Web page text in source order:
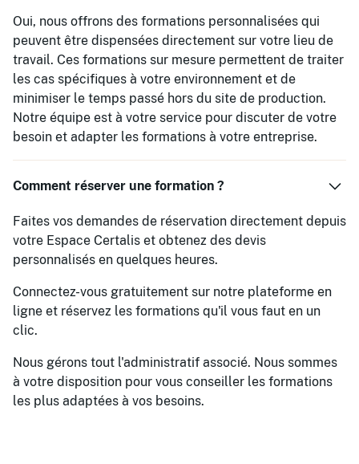
Oui, nous offrons des formations personnalisées qui
peuvent être dispensées directement sur votre lieu de
travail. Ces formations sur mesure permettent de traiter
les cas spécifiques à votre environnement et de
minimiser le temps passé hors du site de production.
Notre équipe est à votre service pour discuter de votre
besoin et adapter les formations à votre entreprise.
Comment réserver une formation ?
Faites vos demandes de réservation directement depuis
votre Espace Certalis et obtenez des devis
personnalisés en quelques heures.
Connectez-vous gratuitement sur notre plateforme en
ligne et réservez les formations qu'il vous faut en un
clic.
Nous gérons tout l'administratif associé. Nous sommes
à votre disposition pour vous conseiller les formations
les plus adaptées à vos besoins.